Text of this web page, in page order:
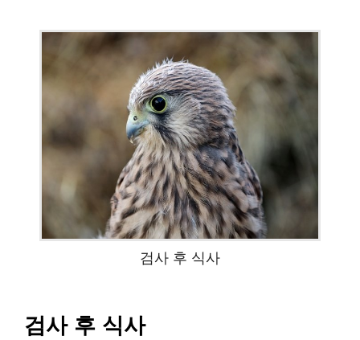
검사 후 식사
검사 후 식사